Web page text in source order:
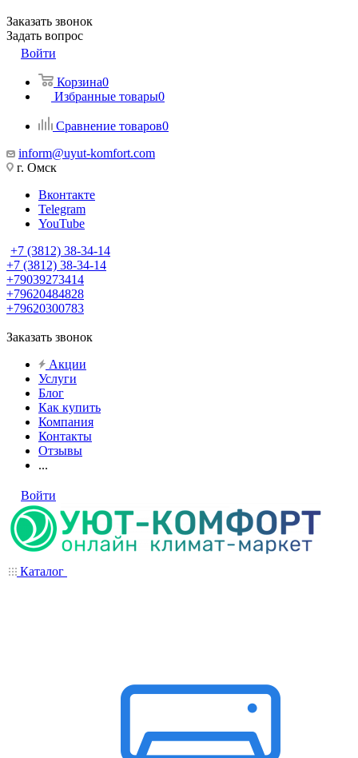
Заказать звонок
Задать вопрос
Войти
Корзина0
Избранные товары0
Сравнение товаров0
inform@uyut-komfort.com
г. Омск
Вконтакте
Telegram
YouTube
+7 (3812) 38-34-14
+7 (3812) 38-34-14
+79039273414
+79620484828
+79620300783
Заказать звонок
Акции
Услуги
Блог
Как купить
Компания
Контакты
Отзывы
...
Войти
Каталог